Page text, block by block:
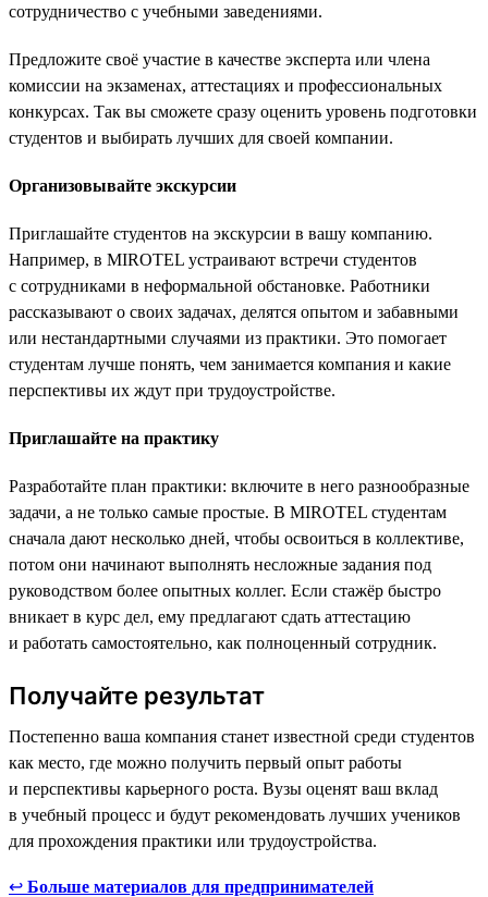
сотрудничество с учебными заведениями.
Предложите своё участие в качестве эксперта или члена
комиссии на экзаменах, аттестациях и профессиональных
конкурсах. Так вы сможете сразу оценить уровень подготовки
студентов и выбирать лучших для своей компании.
Организовывайте экскурсии
Приглашайте студентов на экскурсии в вашу компанию.
Например, в MIROTEL устраивают встречи студентов
с сотрудниками в неформальной обстановке. Работники
рассказывают о своих задачах, делятся опытом и забавными
или нестандартными случаями из практики. Это помогает
студентам лучше понять, чем занимается компания и какие
перспективы их ждут при трудоустройстве.
Приглашайте на практику
Разработайте план практики: включите в него разнообразные
задачи, а не только самые простые. В MIROTEL студентам
сначала дают несколько дней, чтобы освоиться в коллективе,
потом они начинают выполнять несложные задания под
руководством более опытных коллег. Если стажёр быстро
вникает в курс дел, ему предлагают сдать аттестацию
и работать самостоятельно, как полноценный сотрудник.
Получайте результат
Постепенно ваша компания станет известной среди студентов
как место, где можно получить первый опыт работы
и перспективы карьерного роста. Вузы оценят ваш вклад
в учебный процесс и будут рекомендовать лучших учеников
для прохождения практики или трудоустройства.
↩ Больше материалов для предпринимателей